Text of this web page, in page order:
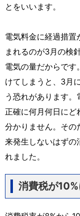
とをいいます。
電気料金に経過措
まれるのが3月の検
電気の量だからで
けてしまうと、3月
う恐れがあります。
正確に何月何日にど
分かりません。その
来発生しないはずの
れました。
消費税が